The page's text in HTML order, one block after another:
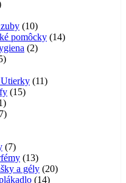
1010
produktov
pomôcky 1414
22
5
1111
1515
11
produktov
77
77
produktov
1313
produktov
a gély 2020
1414